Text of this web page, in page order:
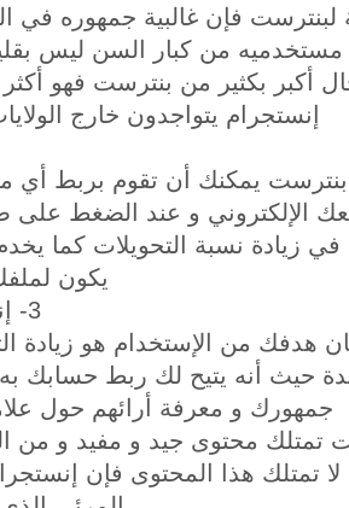
مستخدميه من كبار السن ليس
إنستجرام يتواجدون خارج
يمكنك أن تقوم بربط أي
الإلكتروني و عند الضغط على
زيادة نسبة التحويلات كما
يكون
3- إنستجرام أم بنترست
هدفك من الإستخدام هو زيادة
حيث أنه يتيح لك ربط حسابك
جمهورك و معرفة أرائهم حول
تمتلك محتوى جيد و مفيد و من
لا تمتلك هذا المحتوى فإن